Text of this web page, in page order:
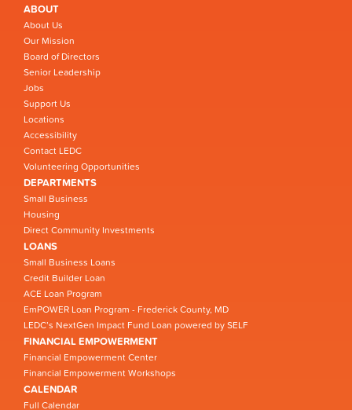
ABOUT
About Us
Our Mission
Board of Directors
Senior Leadership
Jobs
Support Us
Locations
Accessibility
Contact LEDC
Volunteering Opportunities
DEPARTMENTS
Small Business
Housing
Direct Community Investments
LOANS
Small Business Loans
Credit Builder Loan
ACE Loan Program
EmPOWER Loan Program - Frederick County, MD
LEDC’s NextGen Impact Fund Loan powered by SELF
FINANCIAL EMPOWERMENT
Financial Empowerment Center
Financial Empowerment Workshops
CALENDAR
Full Calendar